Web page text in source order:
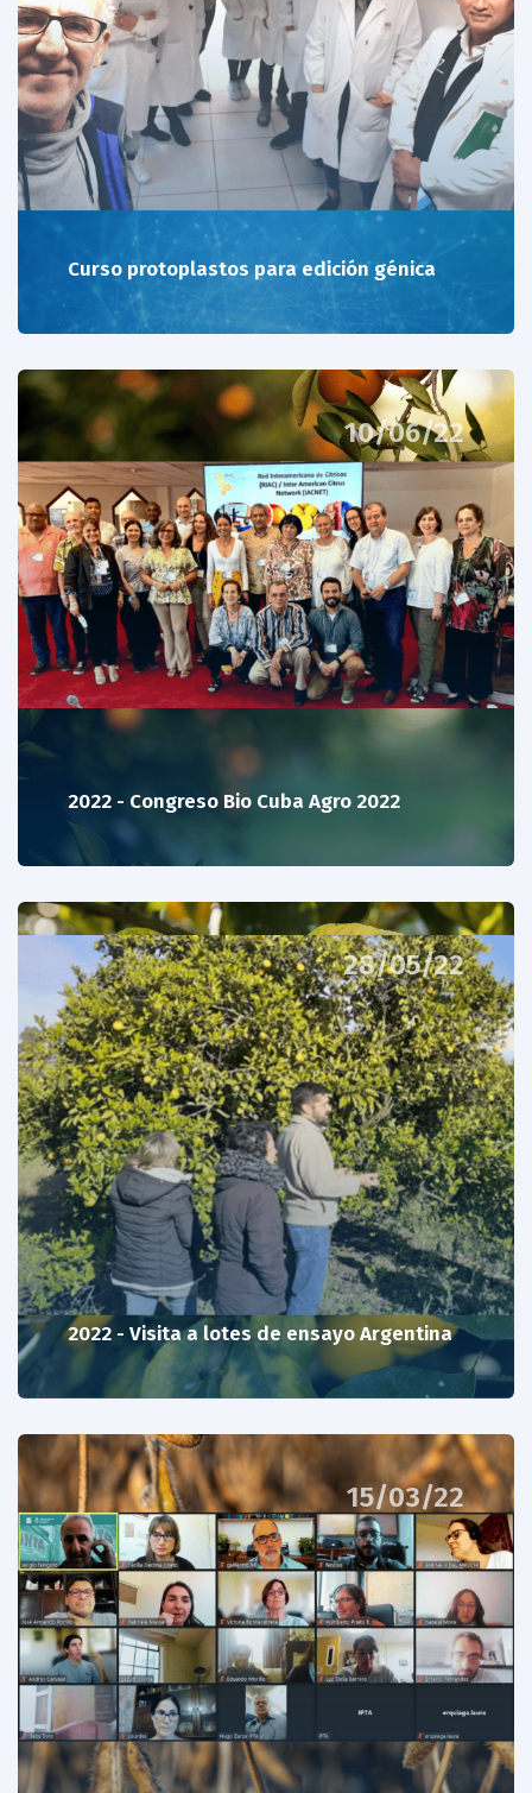
Curso protoplastos para edición génica
10/06/22
2022 - Congreso Bio Cuba Agro 2022
28/05/22
2022 - Visita a lotes de ensayo Argentina
15/03/22